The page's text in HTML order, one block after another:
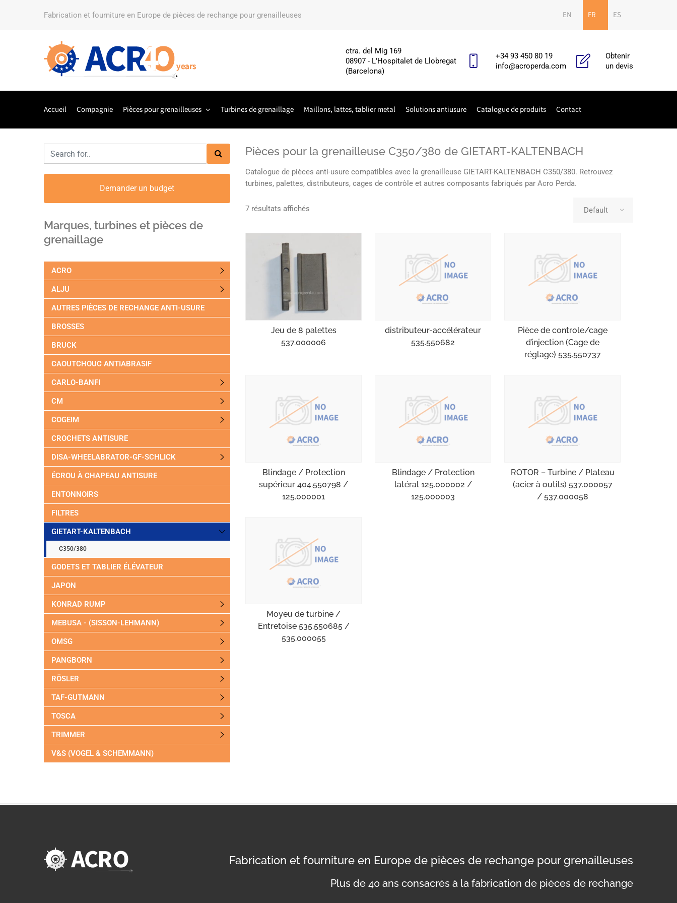
Fabrication et fourniture en Europe de pièces de rechange pour grenailleuses EN FR ES
ctra. del Mig 169
08907 - L'Hospitalet de Llobregat
(Barcelona)
+34 93 450 80 19
info@acroperda.com
Obtenir
un devis
Accueil Compagnie Pièces pour grenailleuses Turbines de grenaillage Maillons, lattes, tablier metal Solutions antiusure Catalogue de produits Contact
Pièces pour la grenailleuse C350/380 de GIETART-KALTENBACH
Catalogue de pièces anti-usure compatibles avec la grenailleuse GIETART-KALTENBACH C350/380. Retrouvez
turbines, palettes, distributeurs, cages de contrôle et autres composants fabriqués par Acro Perda.
7 résultats affichés
Jeu de 8 palettes
537.000006
distributeur-accélérateur
535.550682
Pièce de controle/cage
d’injection (Cage de
réglage) 535.550737
Blindage / Protection
supérieur 404.550798 /
125.000001
Blindage / Protection
latéral 125.000002 /
125.000003
ROTOR – Turbine / Plateau
(acier à outils) 537.000057
/ 537.000058
Moyeu de turbine /
Entretoise 535.550685 /
535.000055
Demander un budget
Marques, turbines et pièces de
grenaillage
ACRO
ALJU
AUTRES PIÈCES DE RECHANGE ANTI-USURE
BROSSES
BRUCK
CAOUTCHOUC ANTIABRASIF
CARLO-BANFI
CM
COGEIM
CROCHETS ANTISURE
DISA-WHEELABRATOR-GF-SCHLICK
ÉCROU À CHAPEAU ANTISURE
ENTONNOIRS
FILTRES
GIETART-KALTENBACH
C350/380
GODETS ET TABLIER ÉLÉVATEUR
JAPON
KONRAD RUMP
MEBUSA - (SISSON-LEHMANN)
OMSG
PANGBORN
RÖSLER
TAF-GUTMANN
TOSCA
TRIMMER
V&S (VOGEL & SCHEMMANN)
Fabrication et fourniture en Europe de pièces de rechange pour grenailleuses
Plus de 40 ans consacrés à la fabrication de pièces de rechange